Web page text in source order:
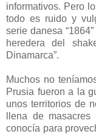
informativos. Pero
todo es ruido y
serie danesa
heredera del
Dinamarca”.
Muchos no
Prusia fueron a la
unos territorios de
llena de
conocía para